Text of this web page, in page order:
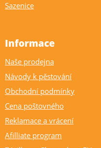
Sazenice
Informace
Naše prodejna
Návody k pěstování
Obchodní podmínky
Cena poštovného
Reklamace a vrácení
Afilliate program